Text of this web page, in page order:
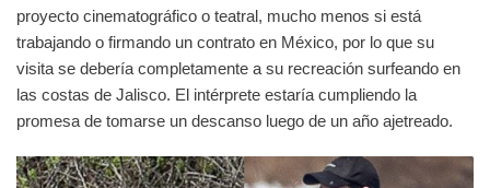
proyecto cinematográfico o teatral, mucho menos si está
trabajando o firmando un contrato en México, por lo que su
visita se debería completamente a su recreación surfeando en
las costas de Jalisco. El intérprete estaría cumpliendo la
promesa de tomarse un descanso luego de un año ajetreado.